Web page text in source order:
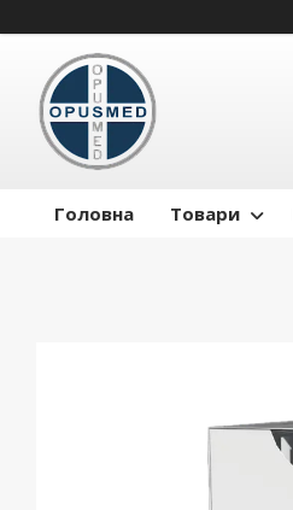
Головна Товари